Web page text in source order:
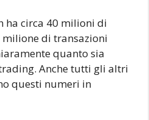
ha circa 40 milioni di
di transazioni
quanto sia
Anche tutti gli altri
questi numeri in